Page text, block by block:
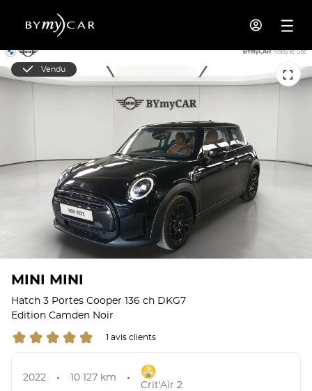
Vendu
MINI MINI
Hatch 3 Portes Cooper 136 ch DKG7
Edition Camden Noir
1 avis clients
2022 10 127 km
Crit'Air 2